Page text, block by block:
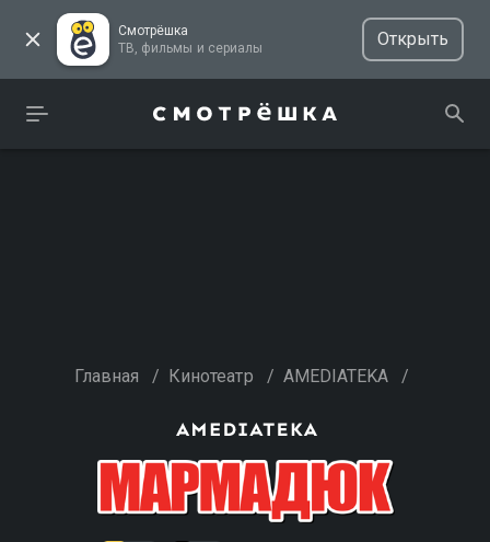
Смотрёшка
ТВ, фильмы и сериалы
Открыть
Главная / Кинотеатр / AMEDIATEKA /